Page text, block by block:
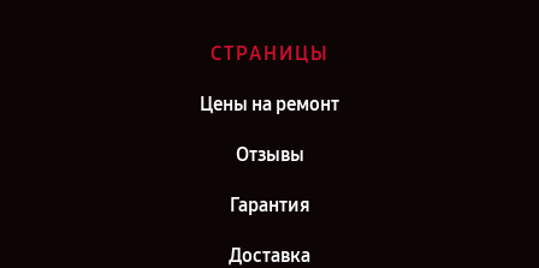
СТРАНИЦЫ
Цены на ремонт
Отзывы
Гарантия
Доставка